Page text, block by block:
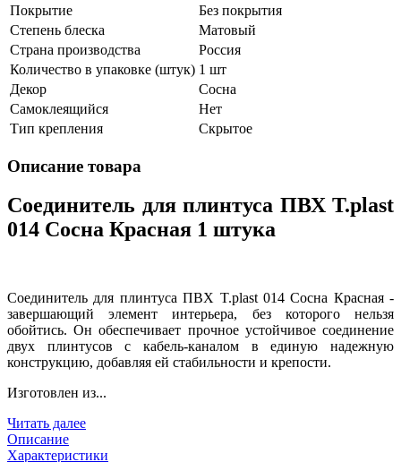
Покрытие
Без покрытия
Степень блеска
Матовый
Страна производства
Россия
Количество в упаковке (штук) 1 шт
Декор
Сосна
Самоклеящийся
Нет
Тип крепления
Скрытое
Описание товара
Соединитель для плинтуса ПВХ T.рlast
014 Сосна Красная 1 штука
Соединитель для плинтуса ПВХ T.рlast 014 Сосна Красная -
завершающий элемент интерьера, без которого нельзя
обойтись. Он обеспечивает прочное устойчивое соединение
двух плинтусов с кабель-каналом в единую надежную
конструкцию, добавляя ей стабильности и крепости.
Изготовлен из...
Читать далее
Описание
Характеристики